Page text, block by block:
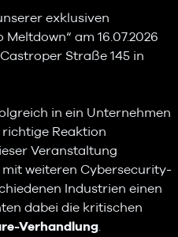
exklusiven
am 16.07.2026
Straße 145 in
in ein Unternehmen
Reaktion
Veranstaltung
weiteren Cybersecurity-
Industrien einen
dabei die kritischen
Verhandlung.